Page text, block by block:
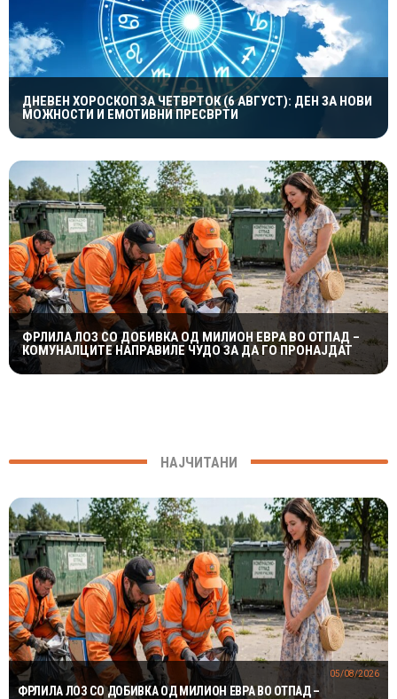
ДНЕВЕН ХОРОСКОП ЗА ЧЕТВРТОК (6 АВГУСТ): ДЕН ЗА НОВИ
МОЖНОСТИ И ЕМОТИВНИ ПРЕСВРТИ
ФРЛИЛА ЛОЗ СО ДОБИВКА ОД МИЛИОН ЕВРА ВО ОТПАД –
КОМУНАЛЦИТЕ НАПРАВИЛЕ ЧУДО ЗА ДА ГО ПРОНАЈДАТ
НАЈЧИТАНИ
ФРЛИЛА ЛОЗ СО ДОБИВКА ОД МИЛИОН ЕВРА ВО ОТПАД –
05/08/2026